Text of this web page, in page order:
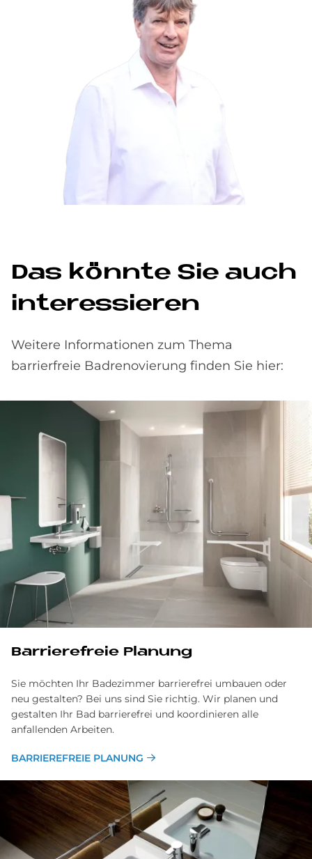
Das könn­te Sie auch
in­ter­es­sie­ren
Weitere Informationen zum Thema
barrierfreie Badrenovierung finden Sie hier:
Barrierefreie Planung
Sie möchten Ihr Badezimmer barrierefrei umbauen oder
neu gestalten? Bei uns sind Sie richtig. Wir planen und
gestalten Ihr Bad barrierefrei und koordinieren alle
anfallenden Arbeiten.
BARRIEREFREIE PLANUNG